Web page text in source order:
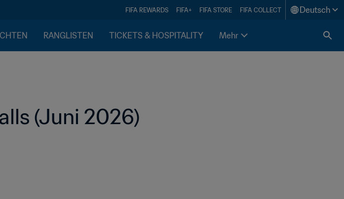
FIFA REWARDS FIFA+ FIFA STORE FIFA COLLECT Deutsch
RANGLISTEN TICKETS & HOSPITALITY Mehr
(Juni 2026)